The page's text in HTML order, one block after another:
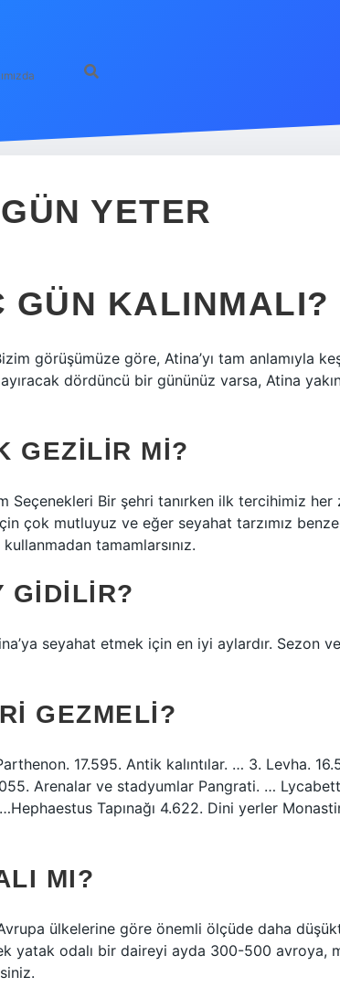
YETER
GÜN KALINMALI?
görüşümüze göre, Atina’yı tam anlamıyla
dördüncü bir gününüz varsa, Atina
GEZILIR MI?
Seçenekleri Bir şehri tanırken ilk tercihimiz
çok mutluyuz ve eğer seyahat tarzımız
tamamlarsınız.
GIDILIR?
seyahat etmek için en iyi aylardır. Sezon
GEZMELI?
17.595. Antik kalıntılar. … 3. Levha.
Arenalar ve stadyumlar Pangrati. …
Tapınağı 4.622. Dini yerler
MI?
ülkelerine göre önemli ölçüde daha
yatak odalı bir daireyi ayda 300-500 avroya,